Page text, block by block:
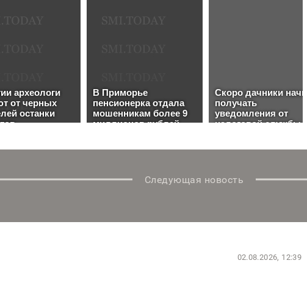
Следующая новость
02.08.2026, 12:39